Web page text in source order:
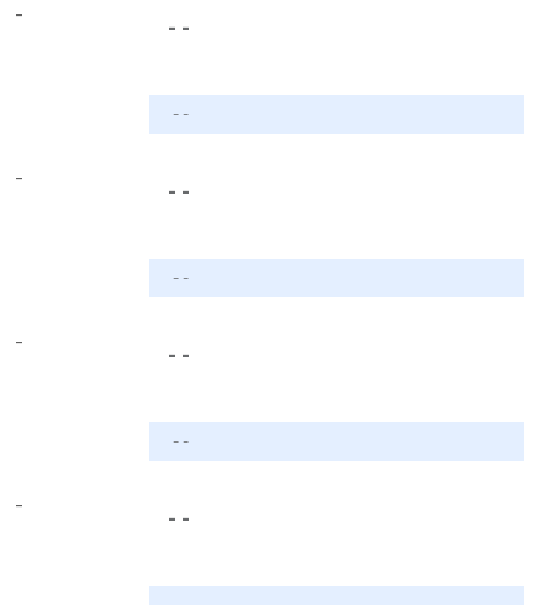
-
- -
- -
-
- -
- -
-
- -
- -
-
- -